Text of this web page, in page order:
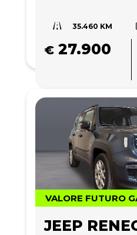
35.460 KM
€ 27.900
VALORE FUTURO
JEEP